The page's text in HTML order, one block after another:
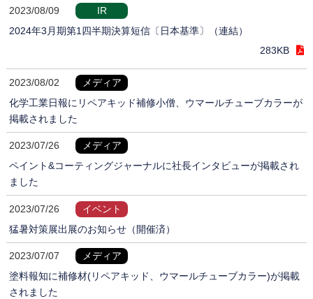
2023/08/09
IR
2024年3月期第1四半期決算短信〔日本基準〕（連結）
283KB
2023/08/02
メディア
化学工業日報にリペアキッド補修小僧、ウマールチューブカラーが
掲載されました
2023/07/26
メディア
ペイント&コーティングジャーナルに社長インタビューが掲載され
ました
2023/07/26
イベント
猛暑対策展出展のお知らせ（開催済）
2023/07/07
メディア
塗料報知に補修材(リペアキッド、ウマールチューブカラー)が掲載
されました